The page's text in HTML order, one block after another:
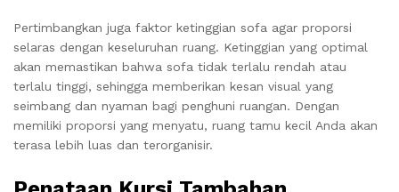
Pertimbangkan juga faktor ketinggian sofa agar proporsi
selaras dengan keseluruhan ruang. Ketinggian yang optimal
akan memastikan bahwa sofa tidak terlalu rendah atau
terlalu tinggi, sehingga memberikan kesan visual yang
seimbang dan nyaman bagi penghuni ruangan. Dengan
memiliki proporsi yang menyatu, ruang tamu kecil Anda akan
terasa lebih luas dan terorganisir.